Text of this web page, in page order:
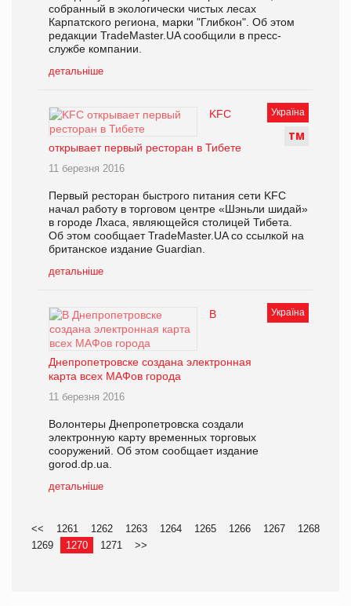
собранный в экологически чистых лесах
Карпатского региона, марки "Глибкон". Об этом
редакции TradeMaster.UA сообщили в пресс-
службе компании.
детальніше
Україна
ТМ
KFC
открывает первый ресторан в Тибете
11 березня 2016
Первый ресторан быстрого питания сети KFC
начал работу в торговом центре «Шэньли шидай»
в городе Лхаса, являющейся столицей Тибета.
Об этом сообщает TradeMaster.UA со ссылкой на
британское издание Guardian.
детальніше
Україна
В
Днепропетровске создана электронная
карта всех МАФов города
11 березня 2016
Волонтеры Днепропетровска создали
электронную карту временных торговых
сооружений. Об этом сообщает издание
gorod.dp.ua.
детальніше
<< 1261 1262 1263 1264 1265 1266 1267
1268
1269
1270 1271 >>